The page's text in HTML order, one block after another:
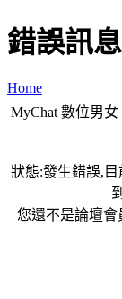
錯誤訊息
Home
MyChat 數位男
狀態:發生錯誤,
您還不是論壇會